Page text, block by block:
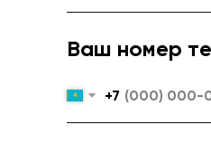
Ваш номер
+7